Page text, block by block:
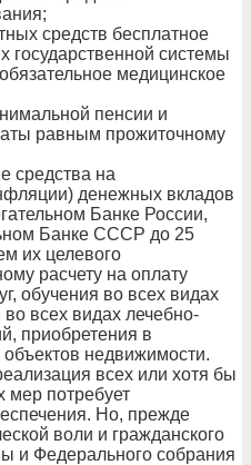
средств бесплатное
государственной системы
медицинское
пенсии и
равным прожиточному
средства на
денежных вкладов
Банке России,
Банке СССР до 25
их целевого
расчету на оплату
обучения во всех видах
всех видах лечебно-
приобретения в
недвижимости.
всех или хотя бы
мер потребует
Но, прежде
воли и гражданского
и Федерального собрания